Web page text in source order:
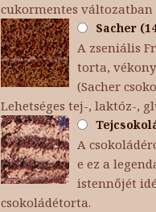
cukormentes változatban
Sacher
A zseniális
torta,
(Sacher
Lehetséges tej-, laktóz-,
A
e ez a
istennőjét
csokoládétorta.